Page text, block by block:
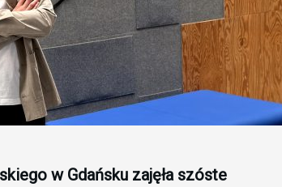
w Gdańsku zajęła szóste